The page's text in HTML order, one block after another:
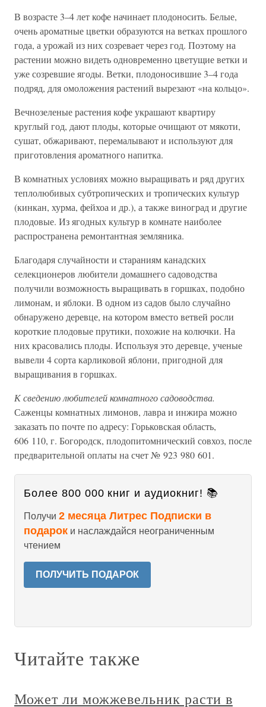
В возрасте 3–4 лет кофе начинает плодоносить. Белые,
очень ароматные цветки образуются на ветках прошлого
года, а урожай из них созревает через год. Поэтому на
растении можно видеть одновременно цветущие ветки и
уже созревшие ягоды. Ветки, плодоносившие 3–4 года
подряд, для омоложения растений вырезают «на кольцо».
Вечнозеленые растения кофе украшают квартиру
круглый год, дают плоды, которые очищают от мякоти,
сушат, обжаривают, перемалывают и используют для
приготовления ароматного напитка.
В комнатных условиях можно выращивать и ряд других
теплолюбивых субтропических и тропических культур
(кинкан, хурма, фейхоа и др.), а также виноград и другие
плодовые. Из ягодных культур в комнате наиболее
распространена ремонтантная земляника.
Благодаря случайности и стараниям канадских
селекционеров любители домашнего садоводства
получили возможность выращивать в горшках, подобно
лимонам, и яблоки. В одном из садов было случайно
обнаружено деревце, на котором вместо ветвей росли
короткие плодовые прутики, похожие на колючки. На
них красовались плоды. Используя это деревце, ученые
вывели 4 сорта карликовой яблони, пригодной для
выращивания в горшках.
К сведению любителей комнатного садоводства.
Саженцы комнатных лимонов, лавра и инжира можно
заказать по почте по адресу: Горьковская область,
606 110, г. Богородск, плодопитомнический совхоз, после
предварительной оплаты на счет № 923 980 601.
Более 800 000 книг и аудиокниг! 📚
Получи 2 месяца Литрес Подписки в
подарок и наслаждайся неограниченным
чтением
ПОЛУЧИТЬ ПОДАРОК
Читайте также
Может ли можжевельник расти в